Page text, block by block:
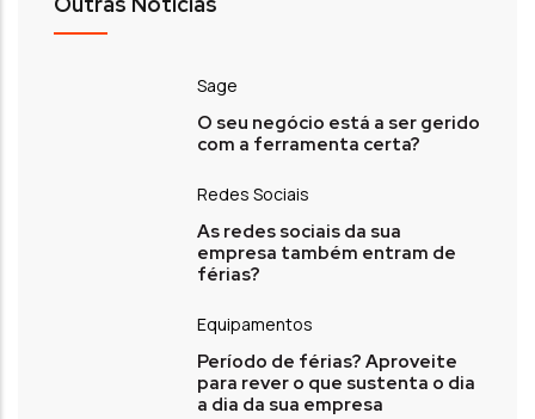
Sage
O seu negócio está a ser gerido
com a ferramenta certa?
Redes Sociais
As redes sociais da sua
empresa também entram de
férias?
Equipamentos
Período de férias? Aproveite
para rever o que sustenta o dia
a dia da sua empresa